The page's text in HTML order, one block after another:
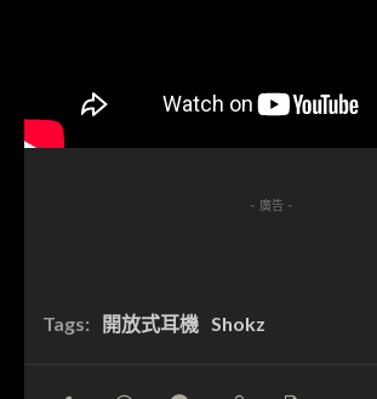
- 廣告 -
Tags: 開放式耳機 Shokz